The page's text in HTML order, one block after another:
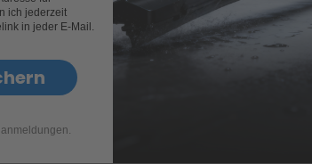
4028224300139
Art.Nr.
4000110
ich jederzeit
in jeder E-Mail.